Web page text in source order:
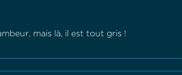
mais là, il est tout gris !